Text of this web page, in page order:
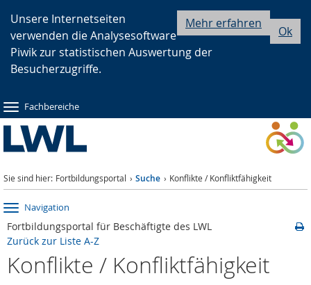
Hauptnavigation
Seitennavigation
Inhalt
Ok
Mehr erfahren
Unsere Internetseiten
verwenden die Analysesoftware
Piwik zur statistischen Auswertung der
Besucherzugriffe.
Fachbereiche
Sie sind hier: Fortbildungsportal Suche Konflikte / Konfliktfähigkeit
Navigation
Fortbildungsportal für Beschäftigte des LWL
Zurück zur Liste A-Z
Konflikte / Konfliktfähigkeit